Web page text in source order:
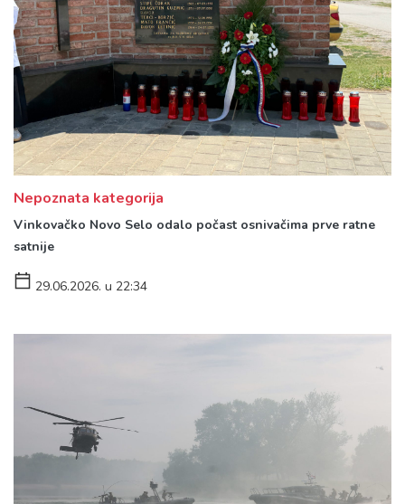
Nepoznata kategorija
Vinkovačko Novo Selo odalo počast osnivačima prve ratne
satnije
29.06.2026. u 22:34